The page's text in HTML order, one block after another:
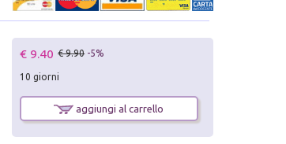
€ 9.40 € 9.90 -5%
10 giorni
aggiungi al carrello